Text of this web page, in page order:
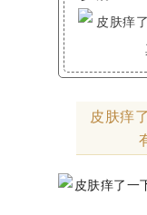
皮肤痒